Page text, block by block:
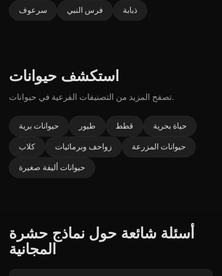
سرعوف فرس النبي ذبابة
استكشف حيوانات
تصفح المزيد من التصنيفات الفرعية في حيوانات.
حيوانات برية طيور قطط حياة بحرية
كلاب زواحف وبرمائيات حيوانات المزرعة
حيوانات أليفة صغيرة
أسئلة شائعة حول نماذج حشرة
المجانية